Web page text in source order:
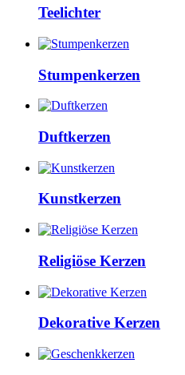
Teelichter
Stumpenkerzen
Duftkerzen
Kunstkerzen
Religiöse Kerzen
Dekorative Kerzen